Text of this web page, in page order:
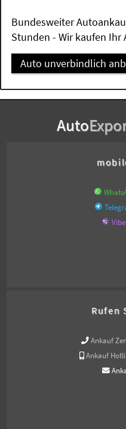
Bundesweiter
Stunden - Wir kaufen
Auto unverbindlich
Auto
Rufen
Ankauf
Ankauf